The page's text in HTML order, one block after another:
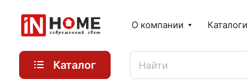
О компании
Каталог